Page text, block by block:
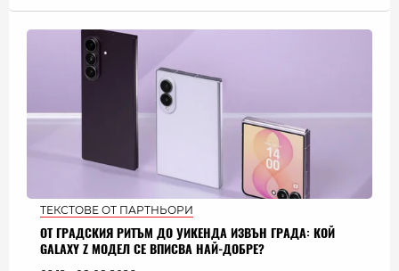
ТЕКСТОВЕ ОТ ПАРТНЬОРИ
ОТ ГРАДСКИЯ РИТЪМ ДО УИКЕНДА ИЗВЪН ГРАДА: КОЙ
GALAXY Z МОДЕЛ СЕ ВПИСВА НАЙ-ДОБРЕ?